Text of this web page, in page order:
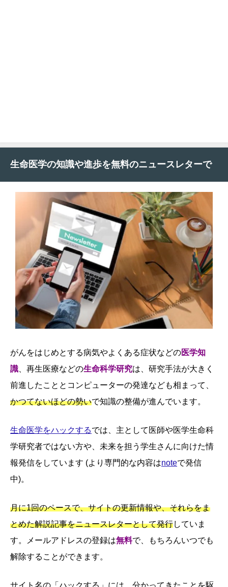
生命医学の知識や進歩を無料のニュースレターで
がんをはじめとする病気やよくある症状などの医学知
識 、再生医療などの生命科学研究は、研究手法が大きく
前進したこととコンピューターの発達なども相まって、
かつてないほどの勢いで知識の整備が進んでいます。
生命医学をハックするでは、主として医師や医学生命科
学研究者ではない方や、未来を担う学生さんに向けた情
報発信をしています (より専門的な内容はnoteで発信
中)。
月に1回のペースで、サイトの更新情報や、それらをま
とめた解説記事をニュースレターとして発行していま
す。メールアドレスの登録は無料で、もちろんいつでも
解除することができます。
サイト名の「ハックする」には、分かってきたことを駆